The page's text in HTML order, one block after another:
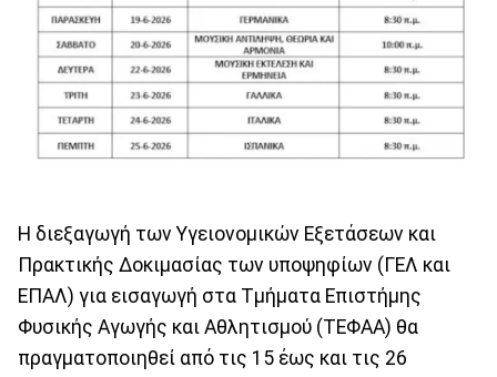
Η διεξαγωγή των Υγειονομικών Εξετάσεων και
Πρακτικής Δοκιμασίας των υποψηφίων (ΓΕΛ και
ΕΠΑΛ) για εισαγωγή στα Τμήματα Επιστήμης
Φυσικής Αγωγής και Αθλητισμού (ΤΕΦΑΑ) θα
πραγματοποιηθεί από τις 15 έως και τις 26